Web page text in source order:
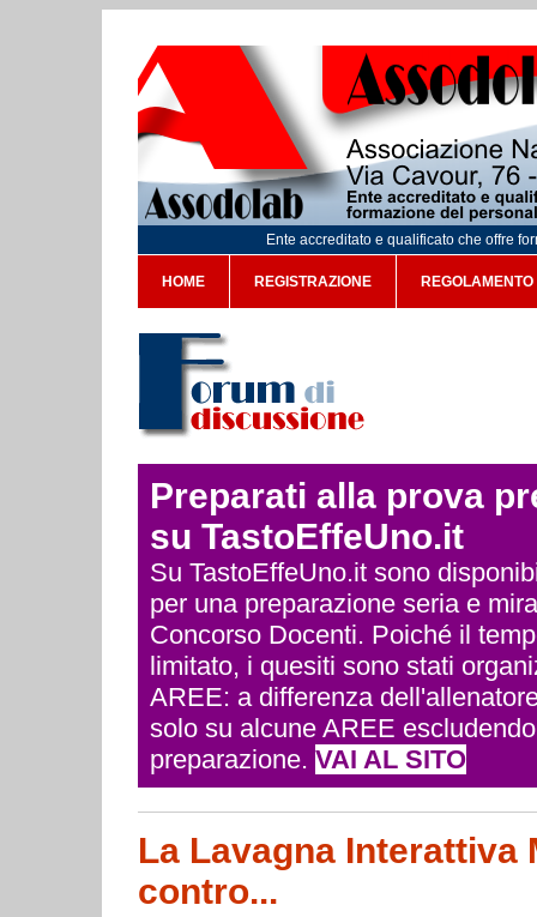
Ente accreditato e qualificato che offre
HOME REGISTRAZIONE REGOLAMENTO
Preparati alla prova
su TastoEffeUno.it
Su TastoEffeUno.it sono
per una preparazione seria e
Concorso Docenti. Poiché il
limitato, i quesiti sono stati
AREE: a differenza
solo su alcune AREE
preparazione. VAI AL SITO
La Lavagna Interattiva
contro...